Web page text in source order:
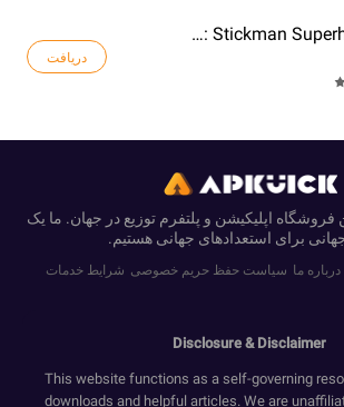
Web Master: Stickman Superhero
دریافت
اپلیکیشن و پلتفرم توزیع در جهان. ما یک
برای استعدادهای جهانی هستیم.
درباره ما سیاست حفظ حریم خصوصی شرایط خدمات
Disclosure & Disclaimer
This website functions as a self-governing
downloads and helpful articles. We are